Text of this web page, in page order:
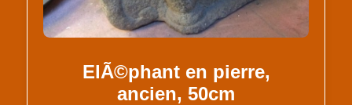
ElÃ©phant en pierre,
ancien, 50cm